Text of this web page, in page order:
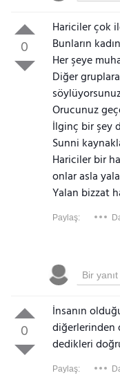
0
Hariciler çok
Bunların
Her şeye
Diğer
Orucunuz
İlginç bir şey
Sunni
Hariciler bir
onlar asla
Yalan bizzat
Paylaş:
0
İnsanın
diğerlerinden
dedikleri
Paylaş:
Gezinti Menüsü